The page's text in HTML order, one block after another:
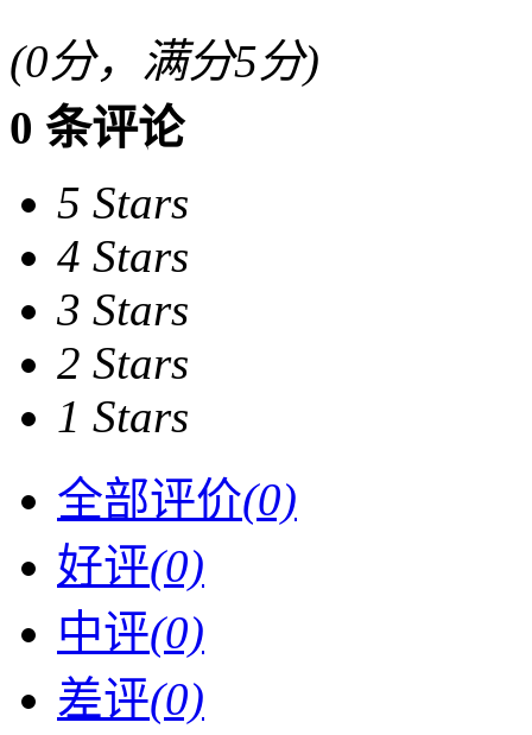
(0分，满分5分)
0 条评论
5 Stars
4 Stars
3 Stars
2 Stars
1 Stars
全部评价(0)
好评(0)
中评(0)
差评(0)